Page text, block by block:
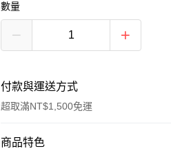
數量
付款與運送方式
超取滿NT$1,500免運
付款方式
商品特色